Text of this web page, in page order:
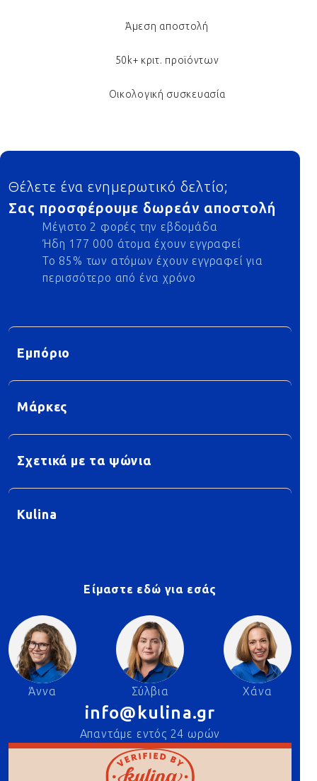
Άμεση αποστολή
50k+ κριτ. προϊόντων
Οικολογική συσκευασία
Footer
Θέλετε ένα ενημερωτικό δελτίο;
Σας προσφέρουμε δωρεάν αποστολή
Μέγιστο 2 φορές την εβδομάδα
Ήδη 177 000 άτομα έχουν εγγραφεί
Το 85% των ατόμων έχουν εγγραφεί για
περισσότερο από ένα χρόνο
Εμπόριο
Μάρκες
Σχετικά με τα ψώνια
Kulina
Είμαστε εδώ για εσάς
Άννα Σύλβια Χάνα
info@kulina.gr
Απαντάμε εντός 24 ωρών